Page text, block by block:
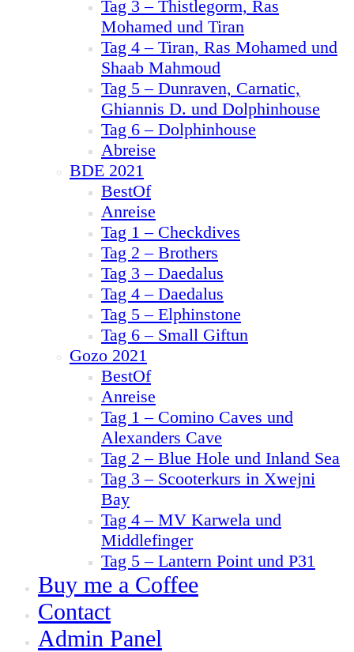
Tag 3 – Thistlegorm, Ras
Mohamed und Tiran
Tag 4 – Tiran, Ras Mohamed und
Shaab Mahmoud
Tag 5 – Dunraven, Carnatic,
Ghiannis D. und Dolphinhouse
Tag 6 – Dolphinhouse
Abreise
BDE 2021
BestOf
Anreise
Tag 1 – Checkdives
Tag 2 – Brothers
Tag 3 – Daedalus
Tag 4 – Daedalus
Tag 5 – Elphinstone
Tag 6 – Small Giftun
Gozo 2021
BestOf
Anreise
Tag 1 – Comino Caves und
Alexanders Cave
Tag 2 – Blue Hole und Inland Sea
Tag 3 – Scooterkurs in Xwejni
Bay
Tag 4 – MV Karwela und
Middlefinger
Tag 5 – Lantern Point und P31
Buy me a Coffee
Contact
Admin Panel